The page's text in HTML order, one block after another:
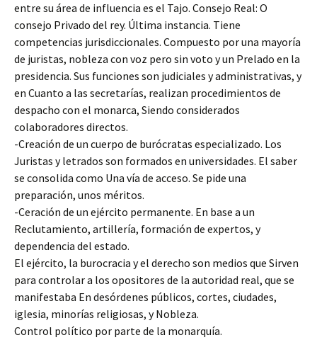
entre su área de influencia es el Tajo. Consejo Real: O
consejo Privado del rey. Última instancia. Tiene
competencias jurisdiccionales. Compuesto por una mayoría
de juristas, nobleza con voz pero sin voto y un Prelado en la
presidencia. Sus funciones son judiciales y administrativas, y
en Cuanto a las secretarías, realizan procedimientos de
despacho con el monarca, Siendo considerados
colaboradores directos.
-Creación de un cuerpo de burócratas especializado. Los
Juristas y letrados son formados en universidades. El saber
se consolida como Una vía de acceso. Se pide una
preparación, unos méritos.
-Ceración de un ejército permanente. En base a un
Reclutamiento, artillería, formación de expertos, y
dependencia del estado.
El ejército, la burocracia y el derecho son medios que Sirven
para controlar a los opositores de la autoridad real, que se
manifestaba En desórdenes públicos, cortes, ciudades,
iglesia, minorías religiosas, y Nobleza.
Control político por parte de la monarquía.